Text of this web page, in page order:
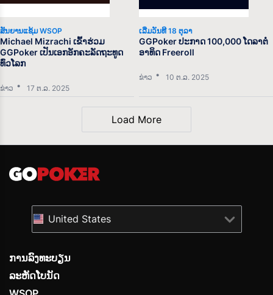
ສັນຍານແຊ້ມ WSOP
Michael Mizrachi ເຂົ້າຮ່ວມ
GGPoker ເປັນເອກອັກຄະລັດຖະທູດ
ທົ່ວໂລກ
ຂ່າວ 17 ຕ.ລ. 2025
ເລີ່ມວັນທີ 18 ຕຸລາ
GGPoker ປະກາດ 100,000 ໂດລາຕໍ່
ອາທິດ Freeroll
ຂ່າວ 10 ຕ.ລ. 2025
Load More
ການລົງທະບຽນ
ລະຫັດໂບນັດ
United States